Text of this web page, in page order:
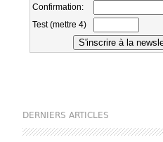
DERNIERS ARTICLES